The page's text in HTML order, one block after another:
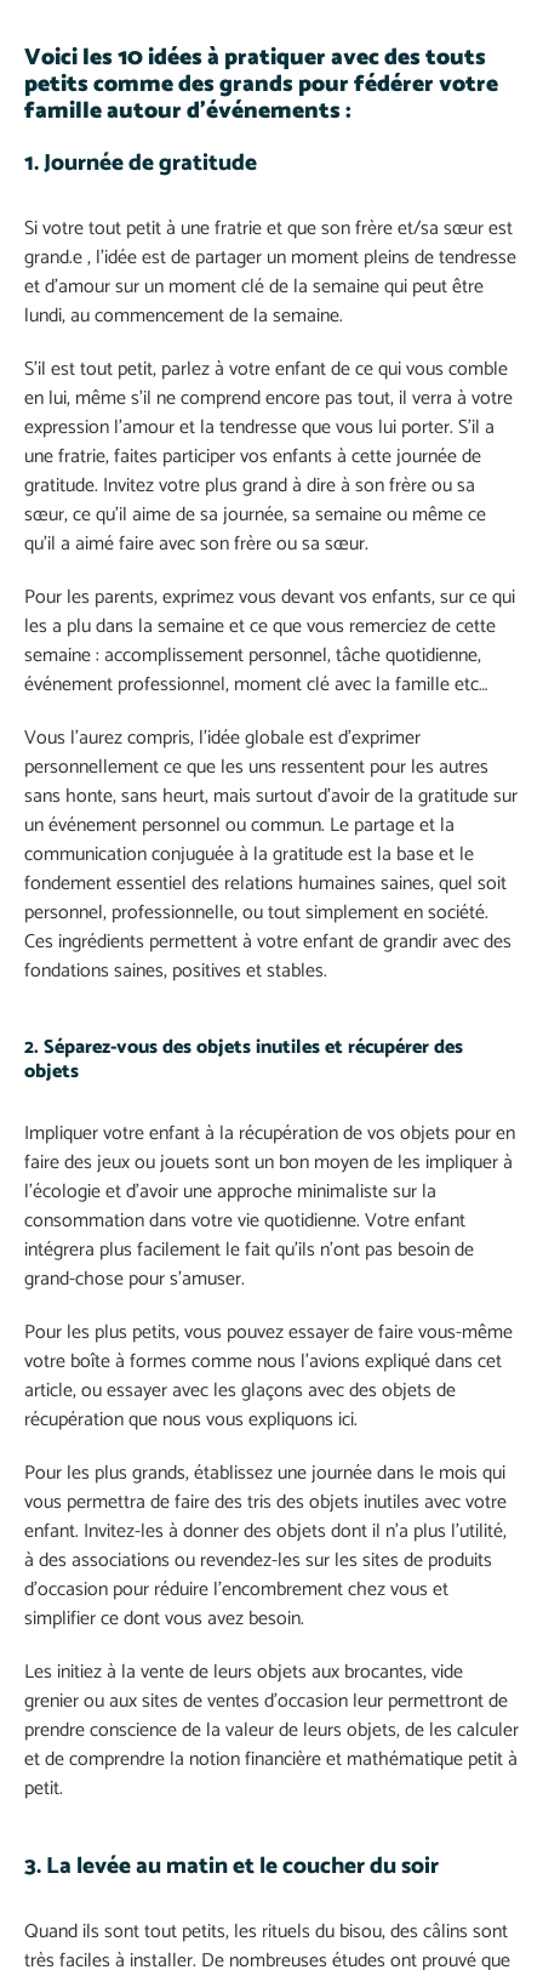
Voici les 10 idées à pratiquer avec des touts
petits comme des grands pour fédérer votre
famille autour d’événements :
1. Journée de gratitude
Si votre tout petit à une fratrie et que son frère et/sa sœur est
grand.e , l’idée est de partager un moment pleins de tendresse
et d’amour sur un moment clé de la semaine qui peut être
lundi, au commencement de la semaine.
S’il est tout petit, parlez à votre enfant de ce qui vous comble
en lui, même s’il ne comprend encore pas tout, il verra à votre
expression l’amour et la tendresse que vous lui porter. S’il a
une fratrie, faites participer vos enfants à cette journée de
gratitude. Invitez votre plus grand à dire à son frère ou sa
sœur, ce qu’il aime de sa journée, sa semaine ou même ce
qu’il a aimé faire avec son frère ou sa sœur.
Pour les parents, exprimez vous devant vos enfants, sur ce qui
les a plu dans la semaine et ce que vous remerciez de cette
semaine : accomplissement personnel, tâche quotidienne,
événement professionnel, moment clé avec la famille etc…
Vous l’aurez compris, l’idée globale est d’exprimer
personnellement ce que les uns ressentent pour les autres
sans honte, sans heurt, mais surtout d’avoir de la gratitude sur
un événement personnel ou commun. Le partage et la
communication conjuguée à la gratitude est la base et le
fondement essentiel des relations humaines saines, quel soit
personnel, professionnelle, ou tout simplement en société.
Ces ingrédients permettent à votre enfant de grandir avec des
fondations saines, positives et stables.
2. Séparez-vous des objets inutiles et récupérer des
objets
Impliquer votre enfant à la récupération de vos objets pour en
faire des jeux ou jouets sont un bon moyen de les impliquer à
l’écologie et d’avoir une approche minimaliste sur la
consommation dans votre vie quotidienne. Votre enfant
intégrera plus facilement le fait qu’ils n’ont pas besoin de
grand-chose pour s’amuser.
Pour les plus petits, vous pouvez essayer de faire vous-même
votre boîte à formes comme nous l’avions expliqué dans cet
article, ou essayer avec les glaçons avec des objets de
récupération que nous vous expliquons ici.
Pour les plus grands, établissez une journée dans le mois qui
vous permettra de faire des tris des objets inutiles avec votre
enfant. Invitez-les à donner des objets dont il n’a plus l’utilité,
à des associations ou revendez-les sur les sites de produits
d’occasion pour réduire l’encombrement chez vous et
simplifier ce dont vous avez besoin.
Les initiez à la vente de leurs objets aux brocantes, vide
grenier ou aux sites de ventes d’occasion leur permettront de
prendre conscience de la valeur de leurs objets, de les calculer
et de comprendre la notion financière et mathématique petit à
petit.
3. La levée au matin et le coucher du soir
Quand ils sont tout petits, les rituels du bisou, des câlins sont
très faciles à installer. De nombreuses études ont prouvé que